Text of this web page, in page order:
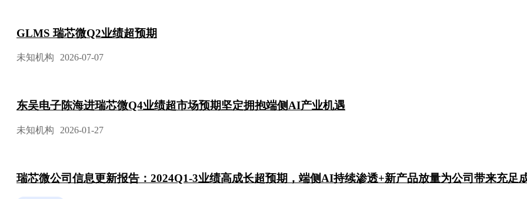
GLMS 瑞芯微Q2业绩超预期
未知机构 2026-07-07
东吴电子陈海进瑞芯微Q4业绩超市场预期坚定拥抱端侧AI产业机遇
未知机构 2026-01-27
瑞芯微公司信息更新报告：2024Q1-3业绩高成长超预期，端侧AI持续渗透+新产品放量为公司带来充足